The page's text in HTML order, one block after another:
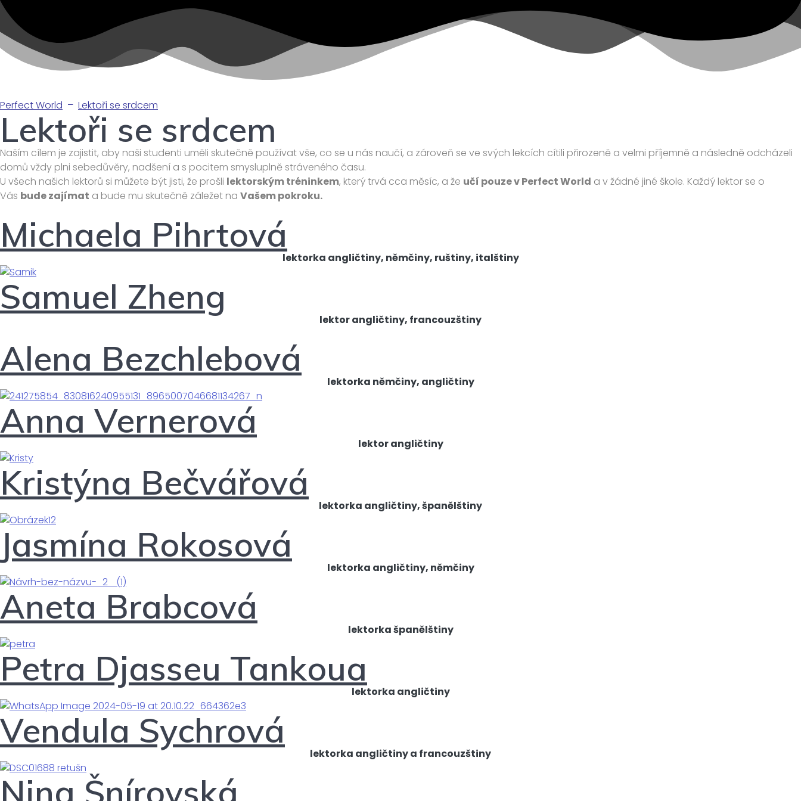
Perfect World – Lektoři se srdcem
Lektoři se srdcem
Naším cílem je zajistit, aby naši studenti uměli skutečně používat vše, co se u nás naučí, a zároveň se ve svých lekcích cítili přirozeně a velmi příjemně a následně odcházeli
domů vždy plni sebedůvěry, nadšení a s pocitem smysluplně stráveného času.
U všech našich lektorů si můžete být jisti, že prošli lektorským tréninkem, který trvá cca měsíc, a že učí pouze v Perfect World a v žádné jiné škole. Každý lektor se o
Vás bude zajímat a bude mu skutečně záležet na Vašem pokroku.
Michaela Pihrtová
lektorka angličtiny, němčiny, ruštiny, italštiny
Samuel Zheng
lektor angličtiny, francouzštiny
Alena Bezchlebová
lektorka němčiny, angličtiny
Anna Vernerová
lektor angličtiny
Kristýna Bečvářová
lektorka angličtiny, španělštiny
Jasmína Rokosová
lektorka angličtiny, němčiny
Aneta Brabcová
lektorka španělštiny
Petra Djasseu Tankoua
lektorka angličtiny
Vendula Sychrová
lektorka angličtiny a francouzštiny
Nina Šnírovská